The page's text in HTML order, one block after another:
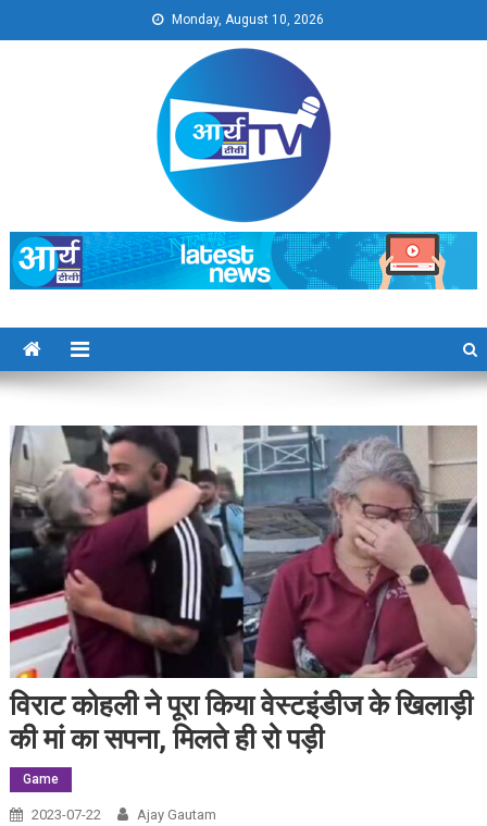
to
Monday, August 10, 2026
Arya TV
विराट कोहली ने पूरा किया वेस्टइंडीज के खिलाड़ी
की मां का सपना, मिलते ही रो पड़ी
Game
2023-07-22 Ajay Gautam